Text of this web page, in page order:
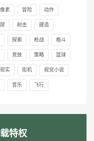
像素 冒险 动作
射击 建造
探索 枪战 格斗
竞技 策略 篮球
实 街机 视觉小说
音乐 飞行
特权